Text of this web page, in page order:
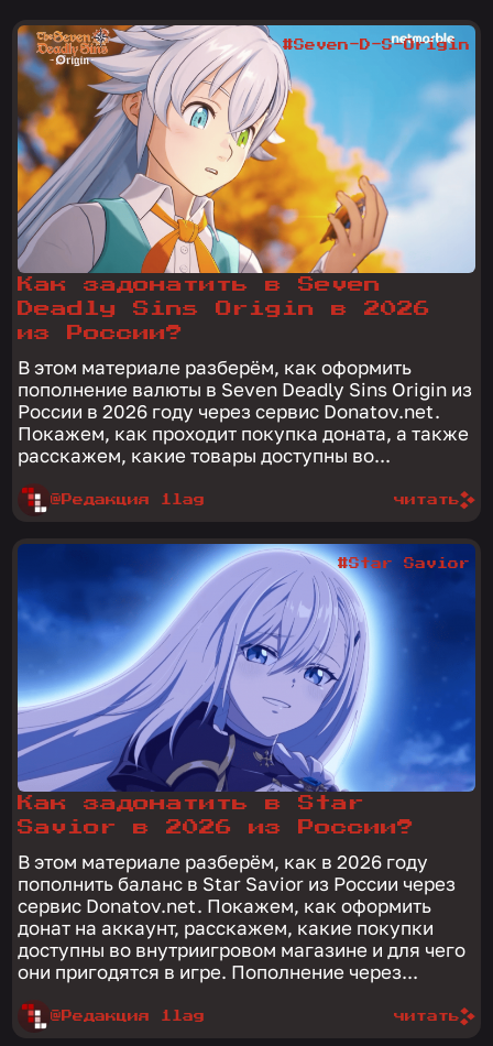
Как задонатить в Seven
Deadly Sins Origin в 2026
из России?
В этом материале разберём, как оформить
пополнение валюты в Seven Deadly Sins Origin из
России в 2026 году через сервис Donatov.net.
Покажем, как проходит покупка доната, а также
расскажем, какие товары доступны во...
@Редакция 1lag
#Seven-D-S-Origin
читать
Как задонатить в Star
Savior в 2026 из России?
В этом материале разберём, как в 2026 году
пополнить баланс в Star Savior из России через
сервис Donatov.net. Покажем, как оформить
донат на аккаунт, расскажем, какие покупки
доступны во внутриигровом магазине и для чего
они пригодятся в игре. Пополнение через...
@Редакция 1lag
#Star Savior
читать